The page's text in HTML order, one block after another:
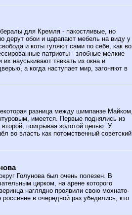
для Кремля - пакостливые, но
дерут обои и царапают мебель на виду у
и коты гуляют сами по себе, как во
патриоты - злобные мелкие
науськивают тявкать из окна и
а когда наступает мир, загоняют в
разница между шимпанзе Майком,
имеется. Первые поднялись из
поигрывая золотой цепью. У
во власть как потомственный советский
Голунова был очень полезен. В
цирком, на арене которого
наглядно проявили свою мохнато-
в очередной раз убедились, кто